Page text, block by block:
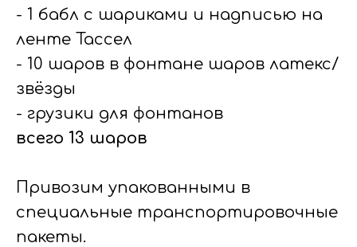
- 1 бабл с шариками и надписью на
ленте Тассел
- 10 шаров в фонтане шаров латекс/
звёзды
- грузики для фонтанов
всего 13 шаров
Привозим упакованными в
специальные транспортировочные
пакеты.